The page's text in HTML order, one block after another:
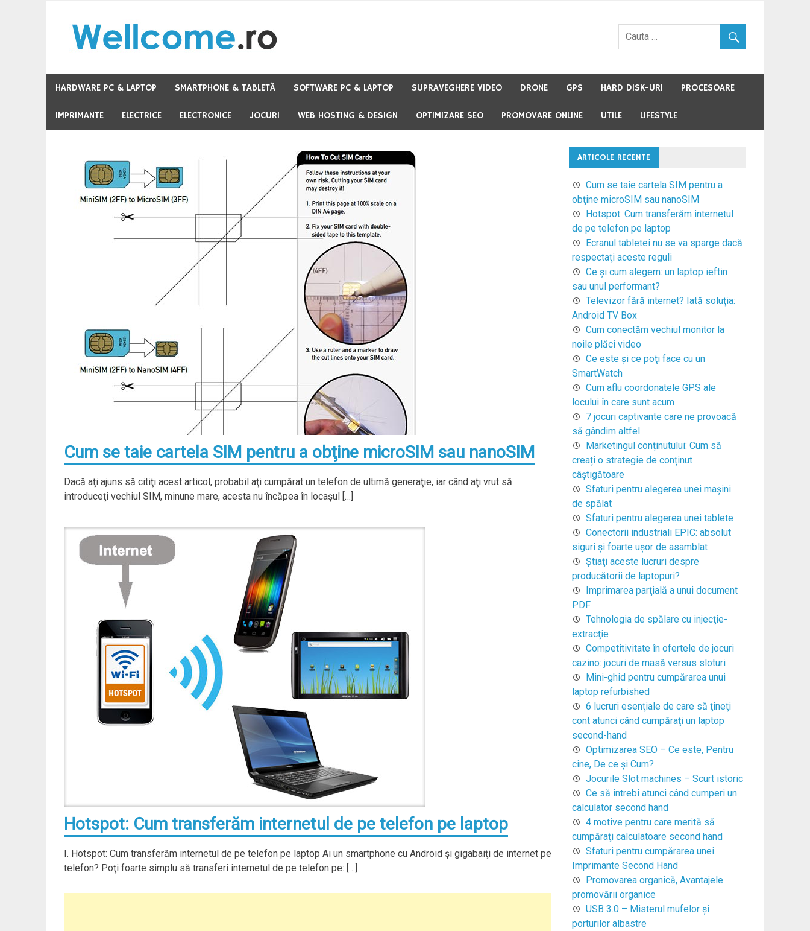
content
HARDWARE PC & LAPTOP SMARTPHONE & TABLETĂ SOFTWARE PC & LAPTOP SUPRAVEGHERE VIDEO DRONE GPS HARD DISK-URI PROCESOARE
IMPRIMANTE ELECTRICE ELECTRONICE JOCURI WEB HOSTING & DESIGN OPTIMIZARE SEO PROMOVARE ONLINE UTILE LIFESTYLE
Cum se taie cartela SIM pentru a obţine microSIM sau nanoSIM
Dacă aţi ajuns să citiţi acest articol, probabil aţi cumpărat un telefon de ultimă generaţie, iar când aţi vrut să
introduceţi vechiul SIM, minune mare, acesta nu încăpea în locaşul […]
Hotspot: Cum transferăm internetul de pe telefon pe laptop
I. Hotspot: Cum transferăm internetul de pe telefon pe laptop Ai un smartphone cu Android şi gigabaiţi de internet pe
telefon? Poţi foarte simplu să transferi internetul de pe telefon pe: […]
ARTICOLE RECENTE
Cum se taie cartela SIM pentru a
obţine microSIM sau nanoSIM
Hotspot: Cum transferăm internetul
de pe telefon pe laptop
Ecranul tabletei nu se va sparge dacă
respectaţi aceste reguli
Ce şi cum alegem: un laptop ieftin
sau unul performant?
Televizor fără internet? Iată soluţia:
Android TV Box
Cum conectăm vechiul monitor la
noile plăci video
Ce este şi ce poţi face cu un
SmartWatch
Cum aflu coordonatele GPS ale
locului în care sunt acum
7 jocuri captivante care ne provoacă
să gândim altfel
Marketingul conținutului: Cum să
creați o strategie de conținut
câștigătoare
Sfaturi pentru alegerea unei maşini
de spălat
Sfaturi pentru alegerea unei tablete
Conectorii industriali EPIC: absolut
siguri și foarte ușor de asamblat
Ştiaţi aceste lucruri despre
producătorii de laptopuri?
Imprimarea parţială a unui document
PDF
Tehnologia de spălare cu injecţie-
extracţie
Competitivitate în ofertele de jocuri
cazino: jocuri de masă versus sloturi
Mini-ghid pentru cumpărarea unui
laptop refurbished
6 lucruri esenţiale de care să ţineţi
cont atunci când cumpăraţi un laptop
second-hand
Optimizarea SEO – Ce este, Pentru
cine, De ce şi Cum?
Jocurile Slot machines – Scurt istoric
Ce să întrebi atunci când cumperi un
calculator second hand
4 motive pentru care merită să
cumpăraţi calculatoare second hand
Sfaturi pentru cumpărarea unei
Imprimante Second Hand
Promovarea organică, Avantajele
promovării organice
USB 3.0 – Misterul mufelor şi
porturilor albastre